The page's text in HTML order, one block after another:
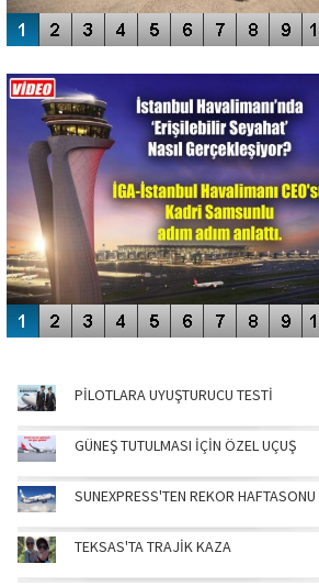
ENGELLERİN AŞILDIĞI HAVALİMANI
PİLOTLARA UYUŞTURUCU TESTİ
GÜNEŞ TUTULMASI İÇİN ÖZEL UÇUŞ
SUNEXPRESS'TEN REKOR HAFTASONU
TEKSAS'TA TRAJİK KAZA